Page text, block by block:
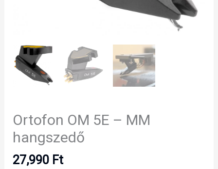
Ortofon OM 5E – MM
hangszedő
27,990 Ft